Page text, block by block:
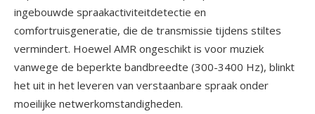
ingebouwde spraakactiviteitdetectie en
comfortruisgeneratie, die de transmissie tijdens stiltes
vermindert. Hoewel AMR ongeschikt is voor muziek
vanwege de beperkte bandbreedte (300-3400 Hz), blinkt
het uit in het leveren van verstaanbare spraak onder
moeilijke netwerkomstandigheden.